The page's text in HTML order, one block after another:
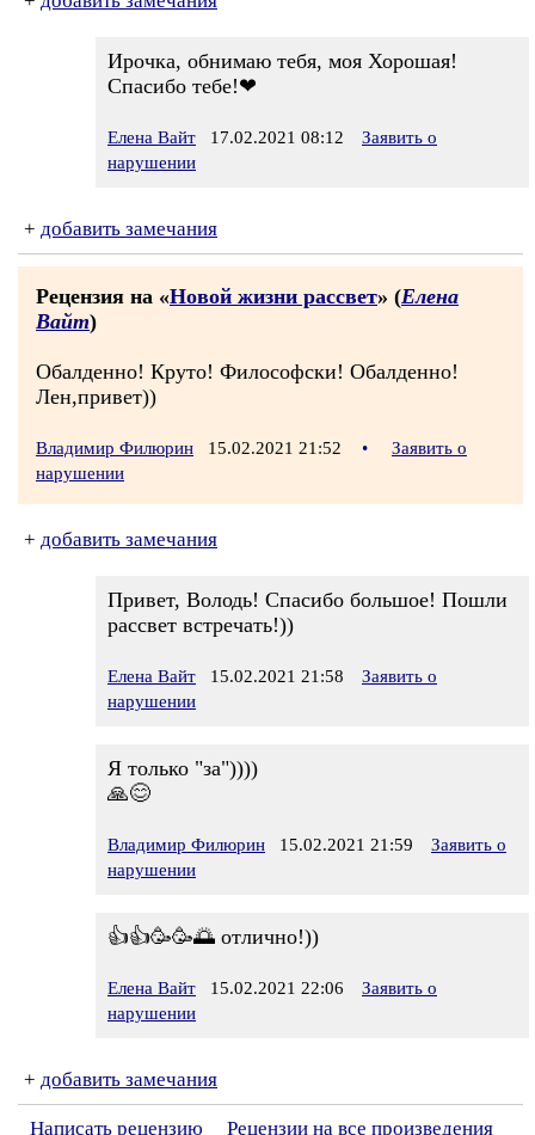
Ирочка, обнимаю тебя, моя Хорошая!
Спасибо тебе!❤
Елена Вайт 17.02.2021 08:12
Заявить о
нарушении
+ добавить замечания
Рецензия на «Новой жизни рассвет» (Елена
Вайт)
Обалденно! Круто! Философски! Обалденно!
Лен,привет))
Владимир Филюрин 15.02.2021 21:52 •
Заявить о
нарушении
+ добавить замечания
Привет, Володь! Спасибо большое! Пошли
рассвет встречать!))
Елена Вайт 15.02.2021 21:58
Заявить о
нарушении
Я только "за"))))
🙏😊
Владимир Филюрин 15.02.2021 21:59
Заявить о
нарушении
👍👍🥳🥳🌅 отлично!))
Елена Вайт 15.02.2021 22:06
Заявить о
нарушении
+ добавить замечания
Написать рецензию Рецензии на все произведения